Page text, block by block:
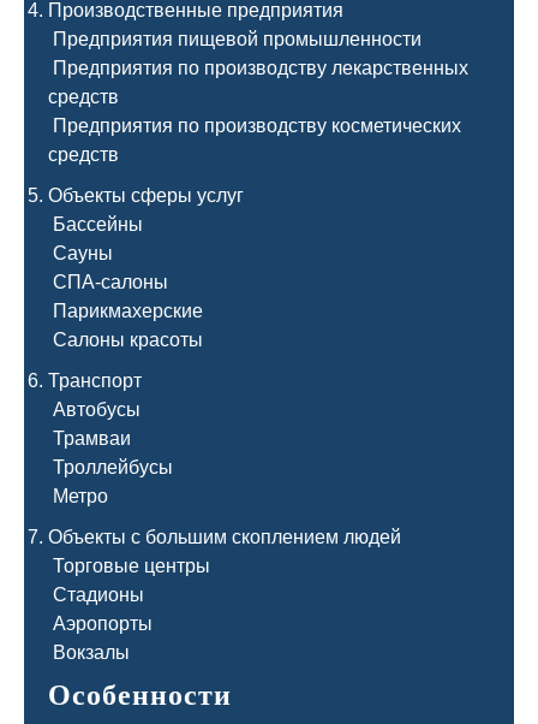
Производственные предприятия
Предприятия пищевой промышленности
Предприятия по производству лекарственных
средств
Предприятия по производству косметических
средств
Объекты сферы услуг
Бассейны
Сауны
СПА-салоны
Парикмахерские
Салоны красоты
Транспорт
Автобусы
Трамваи
Троллейбусы
Метро
Объекты с большим скоплением людей
Торговые центры
Стадионы
Аэропорты
Вокзалы
Особенности